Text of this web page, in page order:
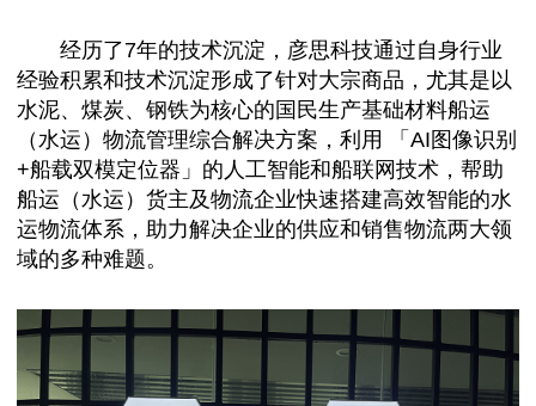
经历了7年的技术沉淀，彦思科技通过自身行业
经验积累和技术沉淀形成了针对大宗商品，尤其是以
水泥、煤炭、钢铁为核心的国民生产基础材料船运
（水运）物流管理综合解决方案，利用 「AI图像识别
+船载双模定位器」的人工智能和船联网技术，帮助
船运（水运）货主及物流企业快速搭建高效智能的水
运物流体系，助力解决企业的供应和销售物流两大领
域的多种难题。